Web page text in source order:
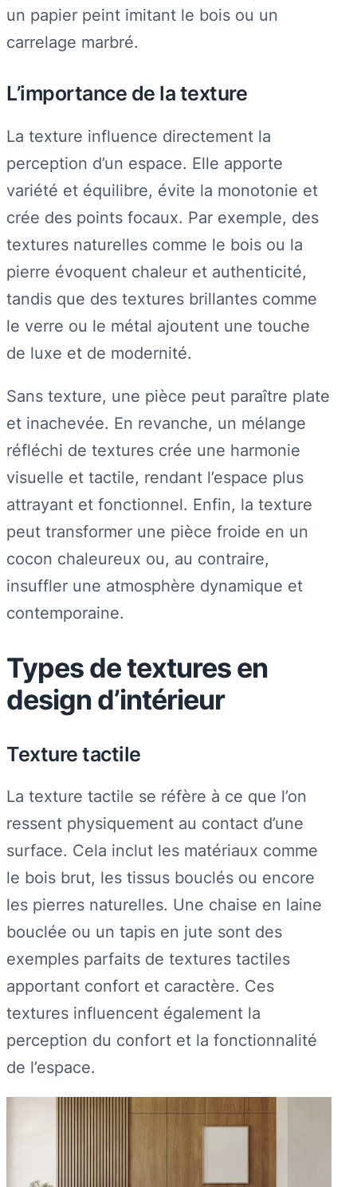
un papier peint imitant le bois ou un
carrelage marbré.
L’importance de la texture
La texture influence directement la
perception d’un espace. Elle apporte
variété et équilibre, évite la monotonie et
crée des points focaux. Par exemple, des
textures naturelles comme le bois ou la
pierre évoquent chaleur et authenticité,
tandis que des textures brillantes comme
le verre ou le métal ajoutent une touche
de luxe et de modernité.
Sans texture, une pièce peut paraître plate
et inachevée. En revanche, un mélange
réfléchi de textures crée une harmonie
visuelle et tactile, rendant l’espace plus
attrayant et fonctionnel. Enfin, la texture
peut transformer une pièce froide en un
cocon chaleureux ou, au contraire,
insuffler une atmosphère dynamique et
contemporaine.
Types de textures en
design d’intérieur
Texture tactile
La texture tactile se réfère à ce que l’on
ressent physiquement au contact d’une
surface. Cela inclut les matériaux comme
le bois brut, les tissus bouclés ou encore
les pierres naturelles. Une chaise en laine
bouclée ou un tapis en jute sont des
exemples parfaits de textures tactiles
apportant confort et caractère. Ces
textures influencent également la
perception du confort et la fonctionnalité
de l’espace.